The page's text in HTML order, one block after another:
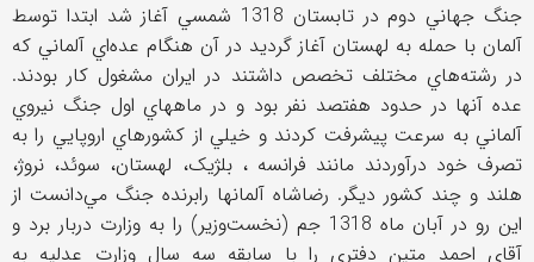
جنگ جهاني دوم در تابستان 1318 شمسي آغاز شد ابتدا توسط
آلمان با حمله به لهستان آغاز گرديد در آن هنگام عده‌اي آلماني که
در رشته‌هاي مختلف تخصص داشتند در ايران مشغول کار بودند.
عده آنها در حدود هفتصد نفر بود و در ماههاي اول جنگ نيروي
آلماني به سرعت پيشرفت کردند و خيلي از کشورهاي اروپايي را به
تصرف خود درآوردند مانند فرانسه ، بلژيک، لهستان، سوئد، نروژ،
هلند و چند کشور ديگر. رضاشاه آلمانها رابرنده جنگ مي‌دانست از
این رو در آبان ماه 1318 جم (نخست‌وزير) را به وزارت دربار برد و
آقاي احمد متين دفتري را با سابقه سه سال وزارت عدليه به